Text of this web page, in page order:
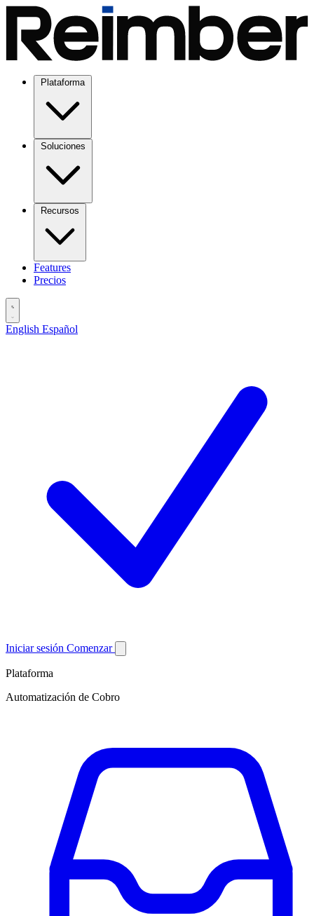
Features
Precios
English Español
Iniciar sesión Comenzar
Plataforma
Automatización de Cobro